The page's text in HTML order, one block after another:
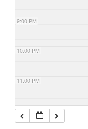
9:00 PM
10:00 PM
11:00 PM